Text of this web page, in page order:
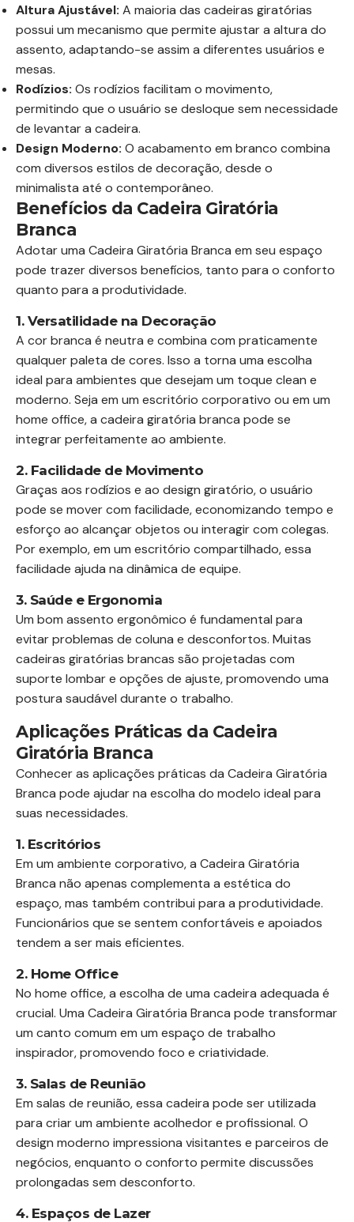
Altura Ajustável: A maioria das cadeiras giratórias
possui um mecanismo que permite ajustar a altura do
assento, adaptando-se assim a diferentes usuários e
mesas.
Rodízios: Os rodízios facilitam o movimento,
permitindo que o usuário se desloque sem necessidade
de levantar a cadeira.
Design Moderno: O acabamento em branco combina
com diversos estilos de decoração, desde o
minimalista até o contemporâneo.
Benefícios da Cadeira Giratória
Branca
Adotar uma Cadeira Giratória Branca em seu espaço
pode trazer diversos benefícios, tanto para o conforto
quanto para a produtividade.
1. Versatilidade na Decoração
A cor branca é neutra e combina com praticamente
qualquer paleta de cores. Isso a torna uma escolha
ideal para ambientes que desejam um toque clean e
moderno. Seja em um escritório corporativo ou em um
home office, a cadeira giratória branca pode se
integrar perfeitamente ao ambiente.
2. Facilidade de Movimento
Graças aos rodízios e ao design giratório, o usuário
pode se mover com facilidade, economizando tempo e
esforço ao alcançar objetos ou interagir com colegas.
Por exemplo, em um escritório compartilhado, essa
facilidade ajuda na dinâmica de equipe.
3. Saúde e Ergonomia
Um bom assento ergonômico é fundamental para
evitar problemas de coluna e desconfortos. Muitas
cadeiras giratórias brancas são projetadas com
suporte lombar e opções de ajuste, promovendo uma
postura saudável durante o trabalho.
Aplicações Práticas da Cadeira
Giratória Branca
Conhecer as aplicações práticas da Cadeira Giratória
Branca pode ajudar na escolha do modelo ideal para
suas necessidades.
1. Escritórios
Em um ambiente corporativo, a Cadeira Giratória
Branca não apenas complementa a estética do
espaço, mas também contribui para a produtividade.
Funcionários que se sentem confortáveis e apoiados
tendem a ser mais eficientes.
2. Home Office
No home office, a escolha de uma cadeira adequada é
crucial. Uma Cadeira Giratória Branca pode transformar
um canto comum em um espaço de trabalho
inspirador, promovendo foco e criatividade.
3. Salas de Reunião
Em salas de reunião, essa cadeira pode ser utilizada
para criar um ambiente acolhedor e profissional. O
design moderno impressiona visitantes e parceiros de
negócios, enquanto o conforto permite discussões
prolongadas sem desconforto.
4. Espaços de Lazer